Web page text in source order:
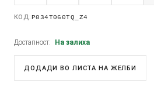
КОД: P034T060TQ_Z4
Достапност: На залиха
ДОДАДИ ВО ЛИСТА НА ЖЕЛБИ